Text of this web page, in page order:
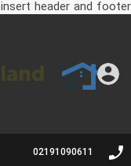
insert header and footer
02191090611